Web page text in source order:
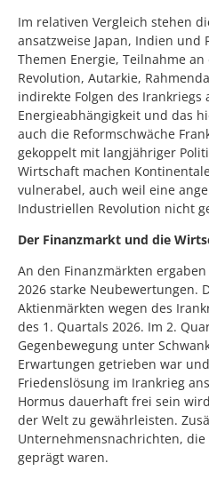
Im relativen Vergleich stehen
ansatzweise Japan, Indien und
Themen Energie, Teilnahme
Revolution, Autarkie,
indirekte Folgen des Irankriegs
Energieabhängigkeit und das
auch die Reformschwäche
gekoppelt mit langjähriger
Wirtschaft machen
vulnerabel, auch weil eine
Industriellen Revolution nicht
Der Finanzmarkt und die
An den Finanzmärkten
2026 starke Neubewertungen.
Aktienmärkten wegen des
des 1. Quartals 2026. Im 2.
Gegenbewegung unter
Erwartungen getrieben war
Friedenslösung im Irankrieg
Hormus dauerhaft frei sein
der Welt zu gewährleisten.
Unternehmensnachrichten,
geprägt waren.